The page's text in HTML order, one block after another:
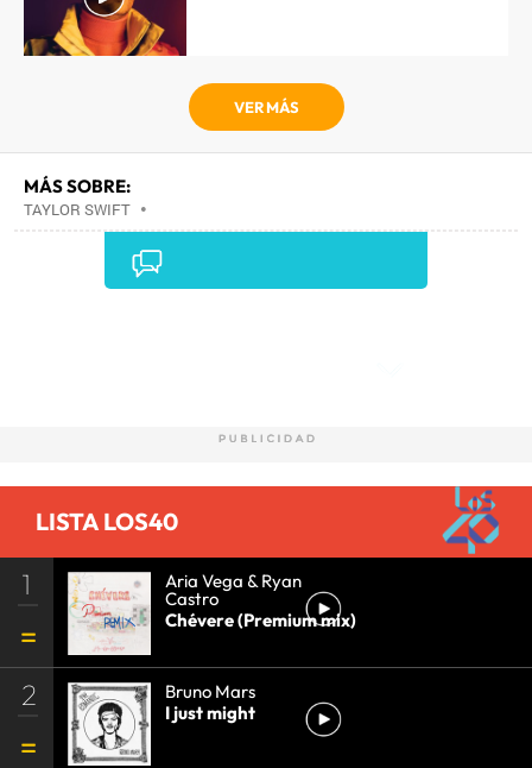
VER MÁS
MÁS SOBRE:
TAYLOR SWIFT •
LISTA LOS40
1 Aria Vega & Ryan
Castro
Chévere (Premium mix)
2
Bruno Mars
I just might